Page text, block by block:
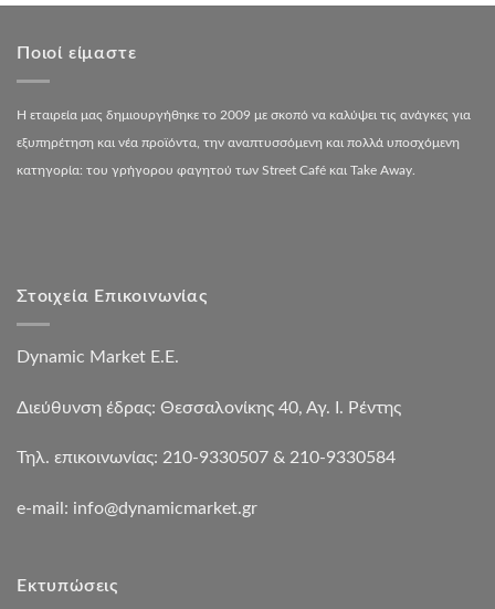
Ποιοί είμαστε
Η εταιρεία μας δημιουργήθηκε το 2009 με σκοπό να καλύψει τις ανάγκες για
εξυπηρέτηση και νέα προϊόντα, την αναπτυσσόμενη και πολλά υποσχόμενη
κατηγορία: του γρήγορου φαγητού των Street Café και Take Away.
Στοιχεία Επικοινωνίας
Dynamic Market Ε.Ε.
Διεύθυνση έδρας: Θεσσαλονίκης 40, Αγ. Ι. Ρέντης
Τηλ. επικοινωνίας: 210-9330507 & 210-9330584
e-mail: info@dynamicmarket.gr
Εκτυπώσεις